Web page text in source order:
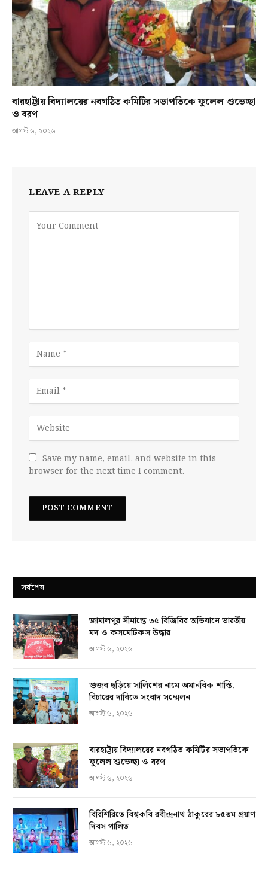
বারহাট্টায় বিদ্যালয়ের নবগঠিত কমিটির সভাপতিকে ফুলেল শুভেচ্ছা
ও বরণ
আগস্ট ৬, ২০২৬
LEAVE A REPLY
Save my name, email, and website in this
browser for the next time I comment.
সর্বশেষ
জামালপুর সীমান্তে ৩৫ বিজিবির অভিযানে ভারতীয়
মদ ও কসমেটিকস উদ্ধার
আগস্ট ৬, ২০২৬
গুজব ছড়িয়ে সালিশের নামে অমানবিক শাস্তি,
বিচারের দাবিতে সংবাদ সম্মেলন
আগস্ট ৬, ২০২৬
বারহাট্টায় বিদ্যালয়ের নবগঠিত কমিটির সভাপতিকে
ফুলেল শুভেচ্ছা ও বরণ
আগস্ট ৬, ২০২৬
বিরিশিরিতে বিশ্বকবি রবীন্দ্রনাথ ঠাকুরের ৮৫তম প্রয়াণ
দিবস পালিত
আগস্ট ৬, ২০২৬